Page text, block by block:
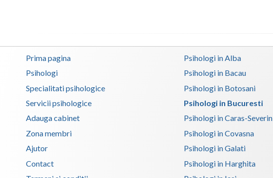
Prima pagina
Psihologi
Specialitati psihologice
Servicii psihologice
Adauga cabinet
Zona membri
Ajutor
Contact
Psihologi in Alba
Psihologi in Bacau
Psihologi in Botosani
Psihologi in Bucuresti
Psihologi in Caras-Severin
Psihologi in Covasna
Psihologi in Galati
Psihologi in Harghita